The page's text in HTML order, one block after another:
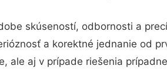
skúseností, odbornosti a
a korektné jednanie od
ale aj v prípade riešenia